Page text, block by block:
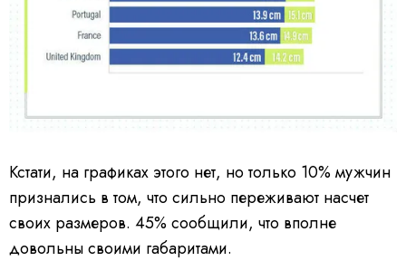
Кстати, на графиках этого нет, но только 10% мужчин
признались в том, что сильно переживают насчет
своих размеров. 45% сообщили, что вполне
довольны своими габаритами.